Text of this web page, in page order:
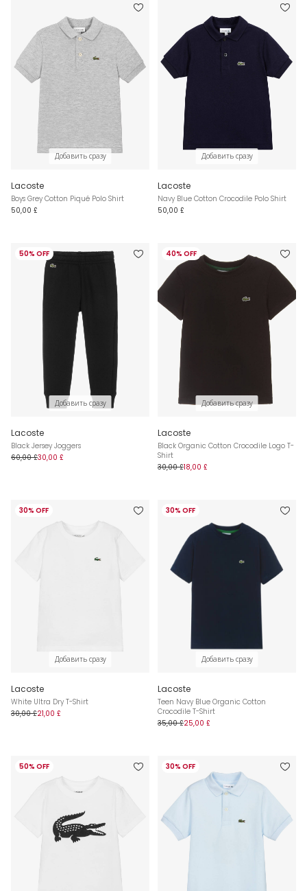
Добавить сразу
Lacoste
Boys Grey Cotton Piqué Polo Shirt
50,00 £
Добавить сразу
Lacoste
Navy Blue Cotton Crocodile Polo Shirt
50,00 £
50% OFF
Добавить сразу
Lacoste
Black Jersey Joggers
60,00 £30,00 £
40% OFF
Добавить сразу
Lacoste
Black Organic Cotton Crocodile Logo T-
Shirt
30,00 £18,00 £
30% OFF
Добавить сразу
Lacoste
White Ultra Dry T-Shirt
30,00 £21,00 £
30% OFF
Добавить сразу
Lacoste
Teen Navy Blue Organic Cotton
Crocodile T-Shirt
35,00 £25,00 £
50% OFF 30% OFF